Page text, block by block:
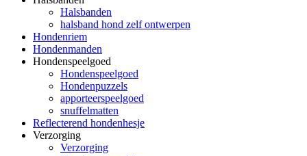
Halsbanden
halsband hond zelf ontwerpen
Hondenriem
Hondenmanden
Hondenspeelgoed
Hondenspeelgoed
Hondenpuzzels
apporteerspeelgoed
snuffelmatten
Reflecterend hondenhesje
Verzorging
Verzorging